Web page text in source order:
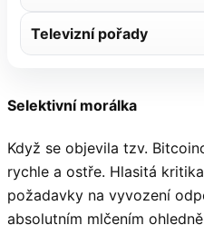
Televizní pořady
Selektivní morálka
Když se objevila tzv.
rychle a ostře. Hlasitá
požadavky na vyvození
absolutním mlčením